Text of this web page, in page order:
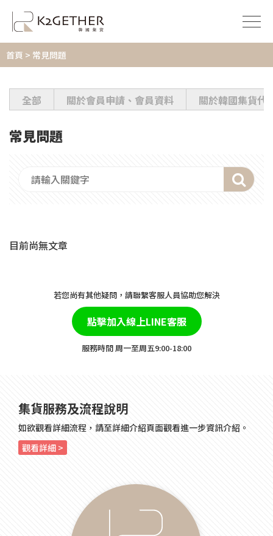
首頁 > 常見問題
全部 關於會員申請、會員資料 關於韓國集貨代
常見問題
目前尚無文章
若您尚有其他疑問，請聯繫客服人員協助您解決
點擊加入線上LINE客服
​服務時間 周一至周五9:00-18:00
集貨服務及流程說明
如欲觀看詳細流程，請至詳細介紹頁面觀看進一步資訊介紹。
觀看詳細 >